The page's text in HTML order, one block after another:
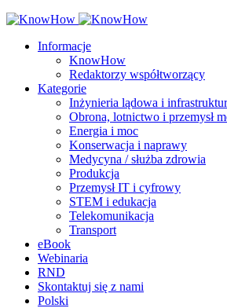
Informacje
KnowHow
Redaktorzy współtworzący
Kategorie
Inżynieria lądowa i
Obrona, lotnictwo i przemysł
Energia i moc
Konserwacja i naprawy
Medycyna / służba zdrowia
Produkcja
Przemysł IT i cyfrowy
STEM i edukacja
Telekomunikacja
Transport
eBook
Webinaria
RND
Skontaktuj się z nami
Polski